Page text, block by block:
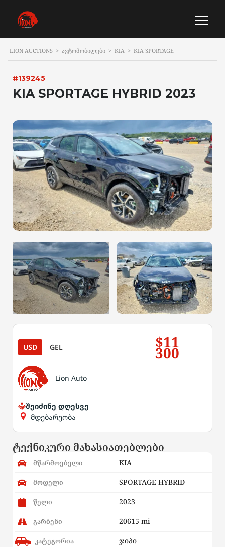
LION AUCTIONS > ᲐᲕᲢᲝᲛᲝᲑᲘᲚᲔᲑᲘ > KIA > KIA SPORTAGE
#139245
KIA SPORTAGE HYBRID 2023
USD GEL $11
300
Lion Auto
შეიძინე დღესვე
მდებარეობა
ტექნიკური მახასიათებლები
მწარმოებელი KIA
მოდელი SPORTAGE HYBRID
წელი 2023
გარბენი 20615 mi
კატეგორია ჯიპი